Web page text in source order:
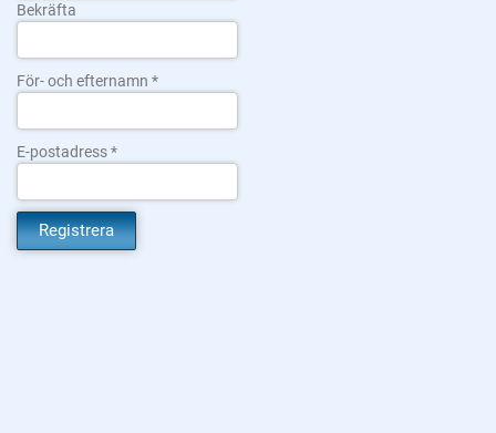
Bekräfta
För- och efternamn
E-postadress